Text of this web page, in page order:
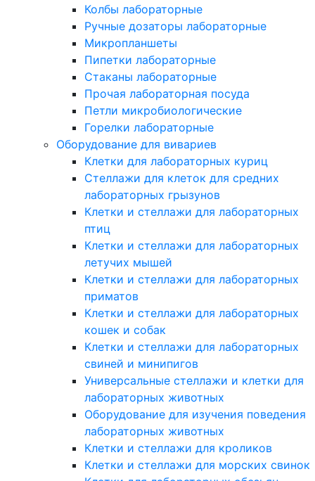
Колбы лабораторные
Ручные дозаторы лабораторные
Микропланшеты
Пипетки лабораторные
Стаканы лабораторные
Прочая лабораторная посуда
Петли микробиологические
Горелки лабораторные
Оборудование для вивариев
Клетки для лабораторных куриц
Стеллажи для клеток для средних
лабораторных грызунов
Клетки и стеллажи для лабораторных
птиц
Клетки и стеллажи для лабораторных
летучих мышей
Клетки и стеллажи для лабораторных
приматов
Клетки и стеллажи для лабораторных
кошек и собак
Клетки и стеллажи для лабораторных
свиней и минипигов
Универсальные стеллажи и клетки для
лабораторных животных
Оборудование для изучения поведения
лабораторных животных
Клетки и стеллажи для кроликов
Клетки и стеллажи для морских свинок